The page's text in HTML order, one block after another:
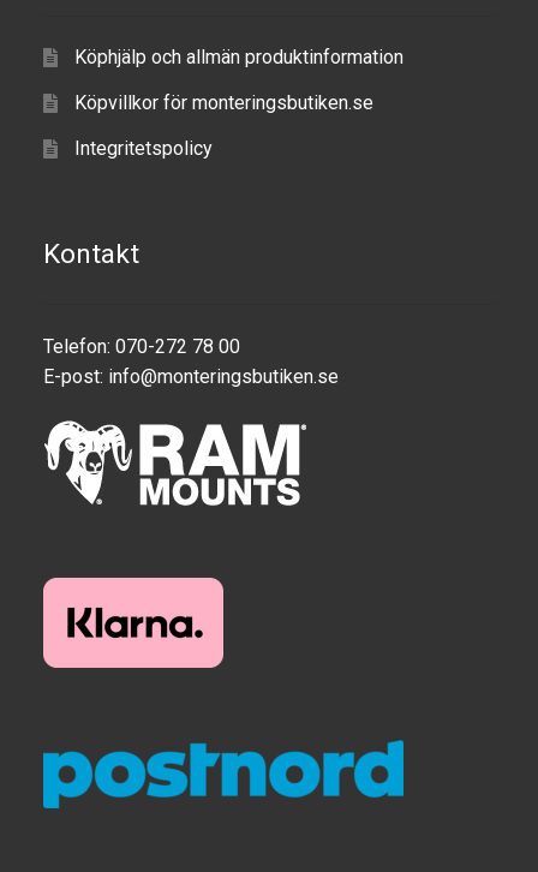
Köphjälp och allmän produktinformation
Köpvillkor för monteringsbutiken.se
Integritetspolicy
Kontakt
Telefon: 070-272 78 00
E-post: info@monteringsbutiken.se